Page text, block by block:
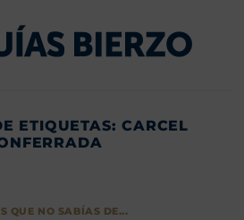
ETIQUETAS:CARCEL
QUE NO SABÍAS DE...